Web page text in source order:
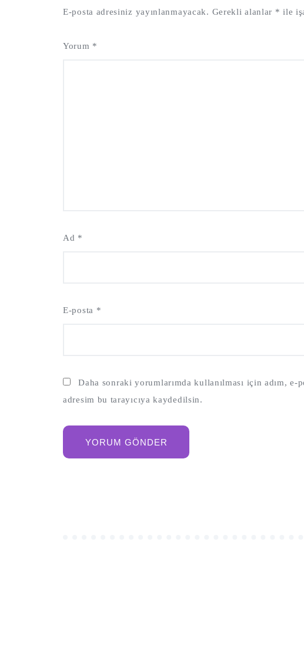
E-posta adresiniz yayınlanmayacak. Gerekli alanlar * ile
Yorum *
Ad *
E-posta *
Daha sonraki yorumlarımda kullanılması için adım, e-
adresim bu tarayıcıya kaydedilsin.